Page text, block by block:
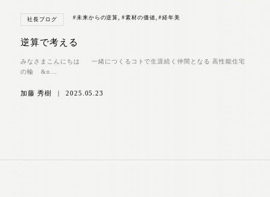
社長ブログ #未来からの逆算,#素材の価値,#経年美
逆算で考える
みなさまこんにちは 一緒につくるコトで生涯続く仲間となる 高性能住宅
の輪 &n...
加藤 秀樹 2025.05.23